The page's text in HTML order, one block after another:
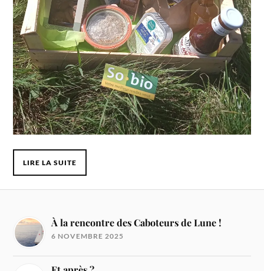
LIRE LA SUITE
À la rencontre des Caboteurs de Lune !
6 NOVEMBRE 2025